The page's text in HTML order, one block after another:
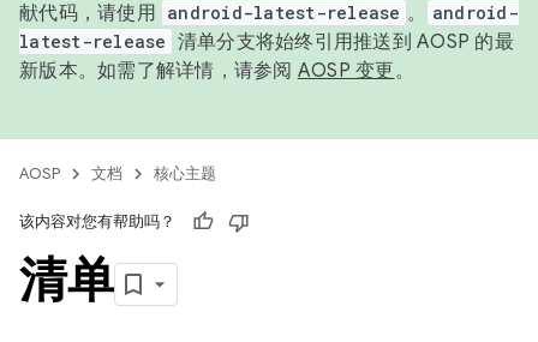
献代码，请使用 android-latest-release 。
android-
latest-release 清单分支将始终引用推送到 AOSP 的最
新版本。如需了解详情，请参阅 AOSP 变更。
AOSP 文档 核心主题
该内容对您有帮助吗？
清单